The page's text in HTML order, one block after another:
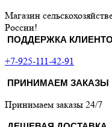
Магазин
России!
ПОДДЕРЖКА
+7-925-111-42-91
ПРИНИМАЕМ ЗАКАЗЫ
Принимаем заказы 24/7